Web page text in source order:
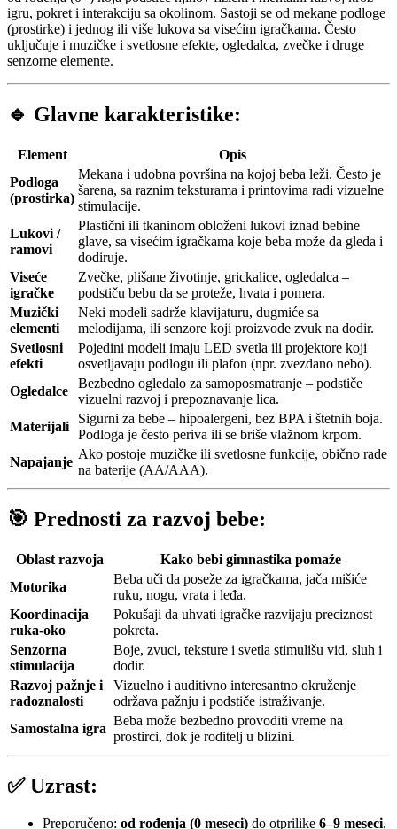
igru, pokret i interakciju sa okolinom. Sastoji se od mekane podloge
(prostirke) i jednog ili više lukova sa visećim igračkama. Često
uključuje i muzičke i svetlosne efekte, ogledalca, zvečke i druge
senzorne elemente.
🔹 Glavne karakteristike:
Element
Opis
Podloga
(prostirka)
Mekana i udobna površina na kojoj beba leži. Često je
šarena, sa raznim teksturama i printovima radi vizuelne
stimulacije.
Lukovi /
ramovi
Plastični ili tkaninom obloženi lukovi iznad bebine
glave, sa visećim igračkama koje beba može da gleda i
dodiruje.
Viseće
igračke
Zvečke, plišane životinje, grickalice, ogledalca –
podstiču bebu da se proteže, hvata i pomera.
Muzički
elementi
Neki modeli sadrže klavijaturu, dugmiće sa
melodijama, ili senzore koji proizvode zvuk na dodir.
Svetlosni
efekti
Pojedini modeli imaju LED svetla ili projektore koji
osvetljavaju podlogu ili plafon (npr. zvezdano nebo).
Ogledalce
Bezbedno ogledalo za samoposmatranje – podstiče
vizuelni razvoj i prepoznavanje lica.
Materijali
Sigurni za bebe – hipoalergeni, bez BPA i štetnih boja.
Podloga je često periva ili se briše vlažnom krpom.
Napajanje
Ako postoje muzičke ili svetlosne funkcije, obično rade
na baterije (AA/AAA).
🎯 Prednosti za razvoj bebe:
Oblast razvoja
Kako bebi gimnastika pomaže
Motorika
Beba uči da poseže za igračkama, jača mišiće
ruku, nogu, vrata i leđa.
Koordinacija
ruka-oko
Pokušaji da uhvati igračke razvijaju preciznost
pokreta.
Senzorna
stimulacija
Boje, zvuci, teksture i svetla stimulišu vid, sluh i
dodir.
Razvoj pažnje i
radoznalosti
Vizuelno i auditivno interesantno okruženje
održava pažnju i podstiče istraživanje.
Samostalna igra
Beba može bezbedno provoditi vreme na
prostirci, dok je roditelj u blizini.
✅Uzrast:
Preporučeno: od rođenja (0 meseci) do otprilike 6–9 meseci,